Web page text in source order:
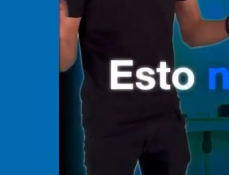
Clase
De 10 sports
DeDinero
Confabulario